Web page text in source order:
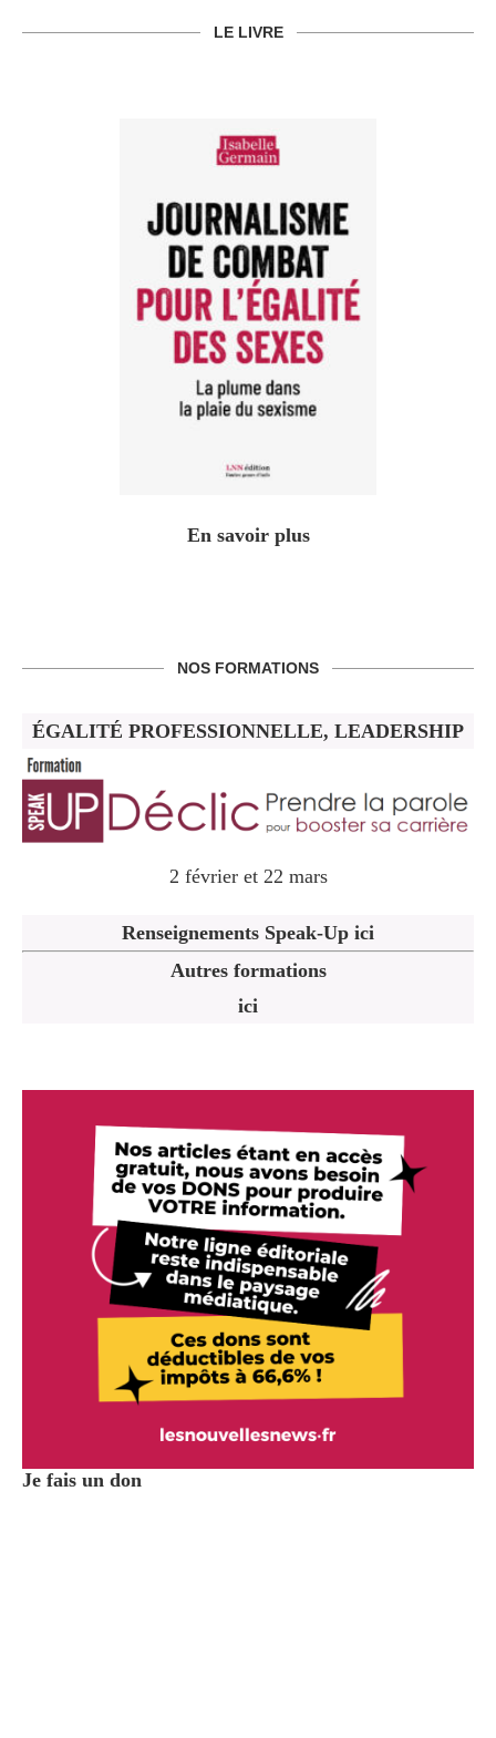
LE LIVRE
En savoir plus
NOS FORMATIONS
ÉGALITÉ PROFESSIONNELLE, LEADERSHIP
2 février et 22 mars
Renseignements Speak-Up ici
Autres formations
ici
Je fais un don